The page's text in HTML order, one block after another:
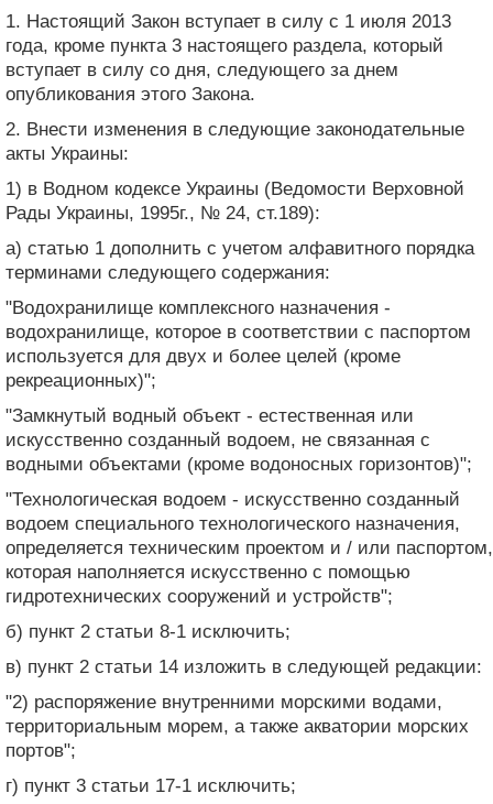
1. Настоящий Закон вступает в силу с 1 июля 2013
года, кроме пункта 3 настоящего раздела, который
вступает в силу со дня, следующего за днем ​​
опубликования этого Закона.
2. Внести изменения в следующие законодательные
акты Украины:
1) в Водном кодексе Украины (Ведомости Верховной
Рады Украины, 1995г., № 24, ст.189):
а) статью 1 дополнить с учетом алфавитного порядка
терминами следующего содержания:
"Водохранилище комплексного назначения -
водохранилище, которое в соответствии с паспортом
используется для двух и более целей (кроме
рекреационных)";
"Замкнутый водный объект - естественная или
искусственно созданный водоем, не связанная с
водными объектами (кроме водоносных горизонтов)";
"Технологическая водоем - искусственно созданный
водоем специального технологического назначения,
определяется техническим проектом и / или паспортом,
которая наполняется искусственно с помощью
гидротехнических сооружений и устройств";
б) пункт 2 статьи 8-1 исключить;
в) пункт 2 статьи 14 изложить в следующей редакции:
"2) распоряжение внутренними морскими водами,
территориальным морем, а также акватории морских
портов";
г) пункт 3 статьи 17-1 исключить;